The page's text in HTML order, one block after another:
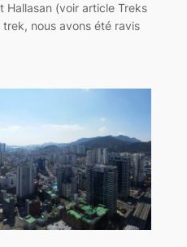
Hallasan (voir article Treks
nous avons été ravis